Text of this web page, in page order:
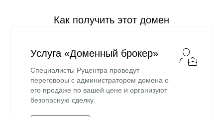
Как получить этот домен
Услуга «Доменный брокер»
Специалисты Руцентра проведут
переговоры с администратором домена о
его продаже по вашей цене и организуют
безопасную сделку.